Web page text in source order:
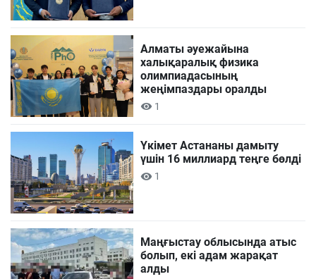
Алматы әуежайына
халықаралық физика
олимпиадасының
жеңімпаздары оралды
1
Үкімет Астананы дамыту
үшін 16 миллиард теңге бөлді
1
Маңғыстау облысында атыс
болып, екі адам жарақат
алды